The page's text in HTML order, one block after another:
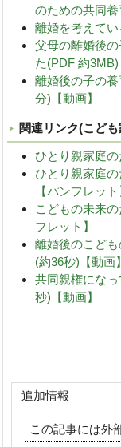
のための共同
離婚を考えて
父母の離婚後
た(PDF 約3MB)
離婚後の子の
分)【動画】
関連リンク(こど
ひとり親家庭
ひとり親家庭
【パンフレット
こどもの未来
フレット】
離婚後のこど
(約36秒)【動画】
共同親権にな
秒)【動画】
追加情報
この記事には外